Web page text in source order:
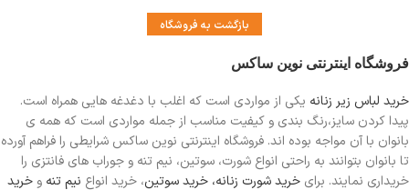
بازگشت به فروشگاه
فروشگاه اینترنتی نوین ساکس
خرید لباس زیر زنانه یکی از مواردی است که اغلب با دغدغه هایی همراه است.
پیدا کردن سایز،رنگ بندی و کیفیت مناسب از جمله مواردی است که همه ی
بانوان با آن مواجه بوده اند. فروشگاه اینترنتی نوین ساکس شرایطی را فراهم آورده
تا بانوان بتوانند به راحتی انواع شورت، سوتین، نیم تنه و جوراب های فانتزی را
خریداری نمایند. برای خرید شورت زنانه، خرید سوتین، خرید انواع نیم تنه و خرید